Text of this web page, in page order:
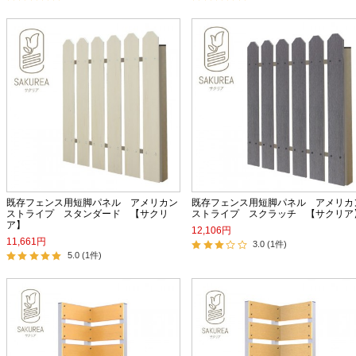
既存フェンス用短脚パネル アメリカン
ストライプ スタンダード 【サクリ
ア】
11,661円
5.0 (1件)
既存フェンス用短脚パネル アメリカ
ストライプ スクラッチ 【サクリア
12,106円
3.0 (1件)